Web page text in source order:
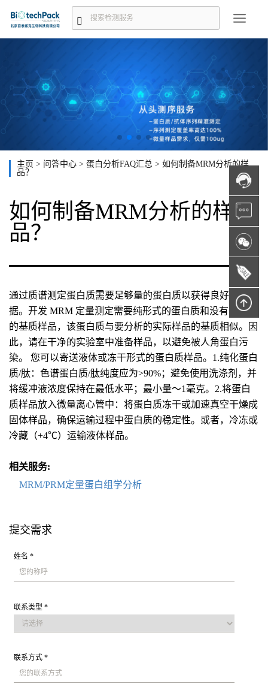
主页 > 问答中心 > 蛋白分析FAQ汇总 > 如何制备MRM分析的样
品？
如何制备MRM分析的样
品？
通过质谱测定蛋白质需要足够量的蛋白质以获得良好的数
据。开发 MRM 定量测定需要纯形式的蛋白质和没有蛋白质
的基质样品，该蛋白质与要分析的实际样品的基质相似。因
此，请在干净的实验室中准备样品，以避免被人角蛋白污
染。 您可以寄送液体或冻干形式的蛋白质样品。1.纯化蛋白
质/肽：色谱蛋白质/肽纯度应为>90%；避免使用洗涤剂，并
将缓冲液浓度保持在最低水平；最小量〜1毫克。2.将蛋白
质样品放入微量离心管中：将蛋白质冻干或加速真空干燥成
固体样品，确保运输过程中蛋白质的稳定性。或者，冷冻或
冷藏（+4℃）运输液体样品。
相关服务:
MRM/PRM定量蛋白组学分析
提交需求
姓名 *
联系类型 *
联系方式 *